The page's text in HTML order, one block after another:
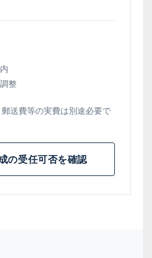
整
送費等の実費は別途必要で
の受任可否を確認